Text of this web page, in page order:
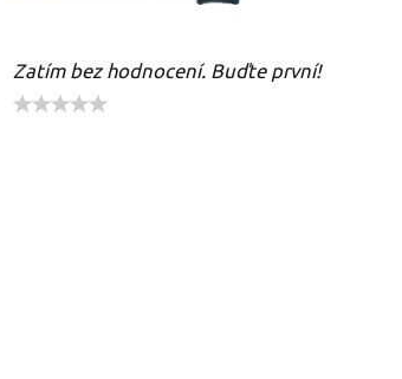
Zatím bez hodnocení. Buďte první!